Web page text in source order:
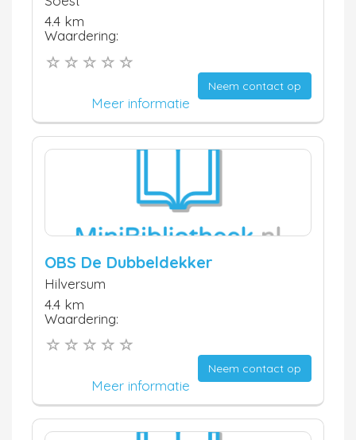
4.4 km
Waardering:
Neem contact op
Meer informatie
OBS De Dubbeldekker
Hilversum
4.4 km
Waardering:
Neem contact op
Meer informatie